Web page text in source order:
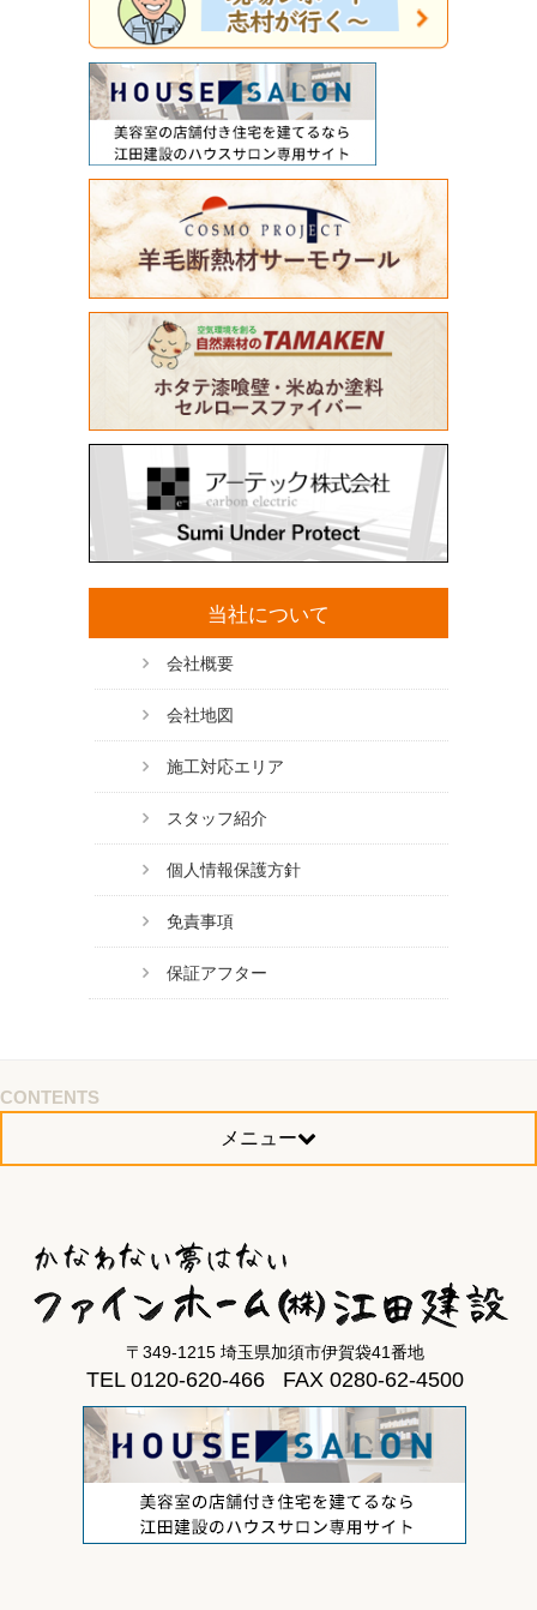
当社について
会社概要
会社地図
施工対応エリア
スタッフ紹介
個人情報保護方針
免責事項
保証アフター
CONTENTS
メニュー
〒349-1215 埼玉県加須市伊賀袋41番地
TEL 0120-620-466 FAX 0280-62-4500